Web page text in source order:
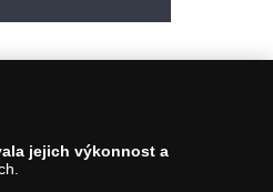
jejich výkonnost a